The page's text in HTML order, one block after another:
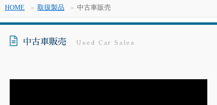
HOME 取扱製品 中古車販売
中古車販売 Used Car Sales